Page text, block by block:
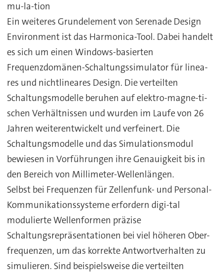
mu-la-tion
Ein weiteres Grundelement von Serenade Design
Environment ist das Harmonica-Tool. Dabei handelt
es sich um einen Windows-basierten
Frequenzdomänen-Schaltungssimulator für linea-
res und nichtlineares Design. Die verteilten
Schaltungsmodelle beruhen auf elektro-magne-ti-
schen Verhältnissen und wurden im Laufe von 26
Jahren weiterentwickelt und verfeinert. Die
Schaltungsmodelle und das Simulationsmodul
bewiesen in Vorführungen ihre Genauigkeit bis in
den Bereich von Millimeter-Wellenlängen.
Selbst bei Frequenzen für Zellenfunk- und Personal-
Kommunikationssysteme erfordern digi-tal
modulierte Wellenformen präzise
Schaltungsrepräsentationen bei viel höheren Ober-
frequenzen, um das korrekte Antwortverhalten zu
simulieren. Sind beispielsweise die verteilten